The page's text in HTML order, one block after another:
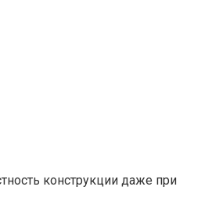
конструкции даже при